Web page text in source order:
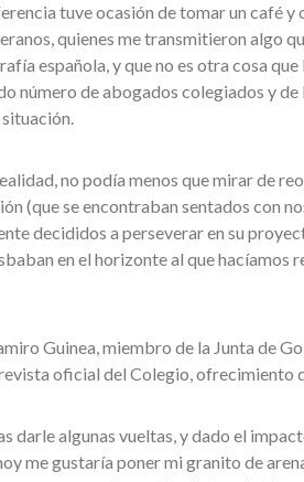
tuve ocasión de tomar un café
quienes me transmitieron algo
española, y que no es otra cosa
número de abogados colegiados y
no podía menos que mirar de
(que se encontraban sentados con
decididos a perseverar en su
en el horizonte al que hacíamos
Guinea, miembro de la Junta de
oficial del Colegio, ofrecimiento
darle algunas vueltas, y dado el
me gustaría poner mi granito de